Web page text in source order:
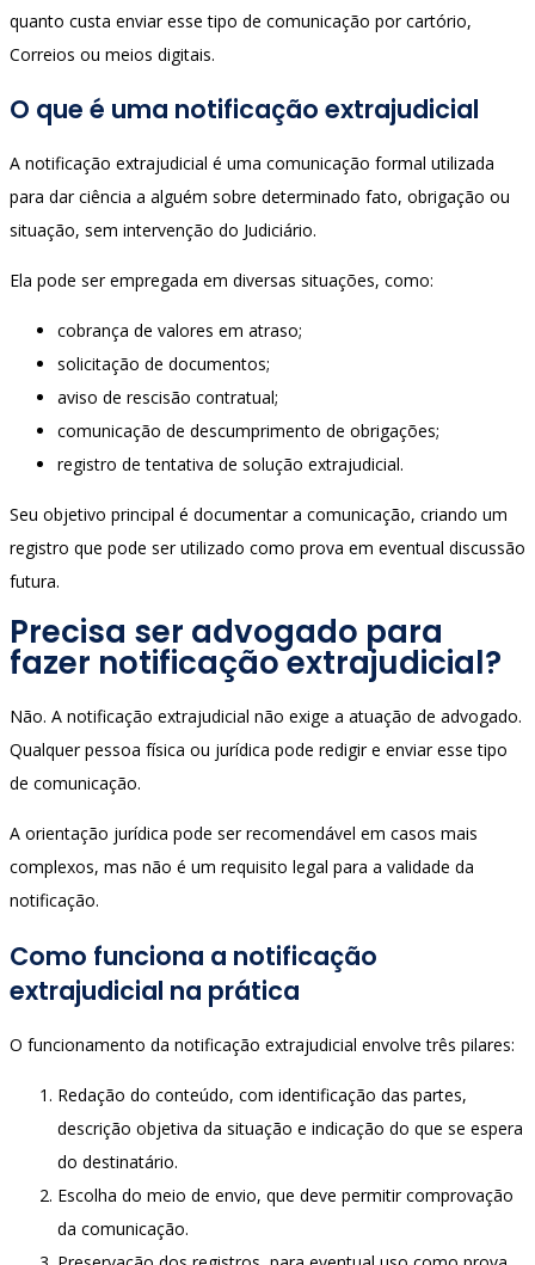
quanto custa enviar esse tipo de comunicação por cartório,
Correios ou meios digitais.
O que é uma notificação extrajudicial
A notificação extrajudicial é uma comunicação formal utilizada
para dar ciência a alguém sobre determinado fato, obrigação ou
situação, sem intervenção do Judiciário.
Ela pode ser empregada em diversas situações, como:
cobrança de valores em atraso;
solicitação de documentos;
aviso de rescisão contratual;
comunicação de descumprimento de obrigações;
registro de tentativa de solução extrajudicial.
Seu objetivo principal é documentar a comunicação, criando um
registro que pode ser utilizado como prova em eventual discussão
futura.
Precisa ser advogado para
fazer notificação extrajudicial?
Não. A notificação extrajudicial não exige a atuação de advogado.
Qualquer pessoa física ou jurídica pode redigir e enviar esse tipo
de comunicação.
A orientação jurídica pode ser recomendável em casos mais
complexos, mas não é um requisito legal para a validade da
notificação.
Como funciona a notificação
extrajudicial na prática
O funcionamento da notificação extrajudicial envolve três pilares:
Redação do conteúdo, com identificação das partes,
descrição objetiva da situação e indicação do que se espera
do destinatário.
Escolha do meio de envio, que deve permitir comprovação
da comunicação.